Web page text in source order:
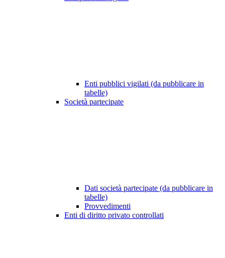
Enti pubblici vigilati (da pubblicare in
tabelle)
Società partecipate
Dati società partecipate (da pubblicare in
tabelle)
Provvedimenti
Enti di diritto privato controllati